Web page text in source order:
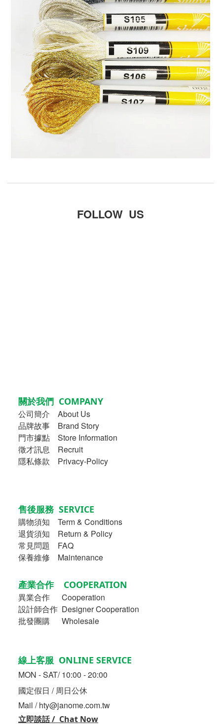
FOLLOW US
關於我們 COMPANY
公司簡介
About Us
品牌故事
Brand Story
門市據點 Store Information
徵才訊息 Recruit
隱私條款 Privacy-Policy
售後服務 SERVICE
購物須知
Term & Conditions
退貨須知 Return & Policy
常見問題 FAQ
保養維修 Maintenance
產業合作 COOPERATION
異業合作
Cooperation
設計師合作 Designer Cooperation
批發團購 Wholesale
線上客服 ONLINE SERVICE
MON - SAT/ 10:00 - 20:00
國定假日 / 周日公休
Mail / hty@janome.com.tw
立即談話 / Chat Now